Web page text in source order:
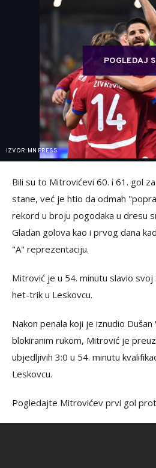
POGLEDAJ
IZVOR: MN PRESS
Bili su to Mitrovićevi 60. i 61. gol
stane, već je htio da odmah
rekord u broju pogodaka u dresu
Gladan golova kao i prvog dana
"A" reprezentaciju.
Mitrović je u 54. minutu slavio
het-trik u Leskovcu.
Nakon penala koji je iznudio Dušan
blokiranim rukom, Mitrović je
ubjedljivih 3:0 u 54. minutu
Leskovcu.
Pogledajte Mitrovićev prvi gol